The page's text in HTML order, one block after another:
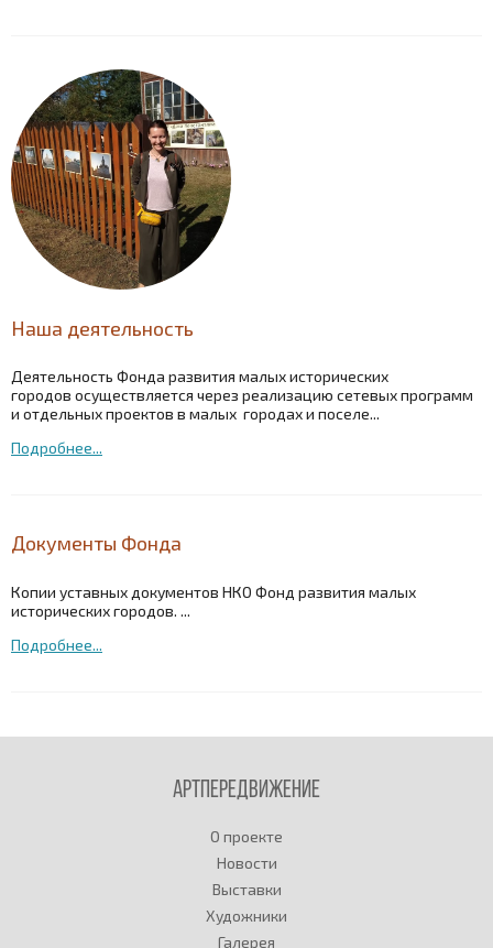
Наша деятельность
Деятельность Фонда развития малых исторических
городов осуществляется через реализацию сетевых программ
и отдельных проектов в малых городах и поселе...
Подробнее...
Документы Фонда
Копии уставных документов НКО Фонд развития малых
исторических городов. ...
Подробнее...
Артпередвижение
О проекте
Новости
Выставки
Художники
Галерея